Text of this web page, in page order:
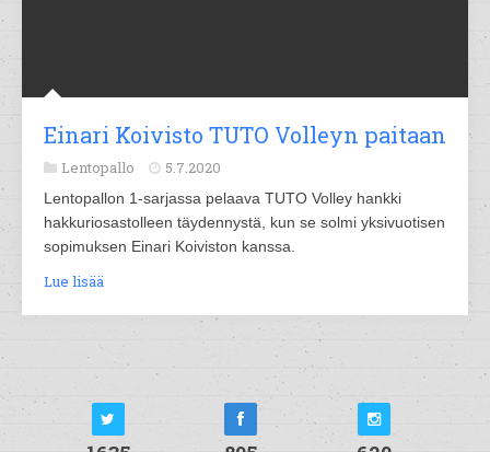
Einari Koivisto TUTO Volleyn paitaan
Lentopallo 5.7.2020
Lentopallon 1-sarjassa pelaava TUTO Volley hankki
hakkuriosastolleen täydennystä, kun se solmi yksivuotisen
sopimuksen Einari Koiviston kanssa.
Lue lisää